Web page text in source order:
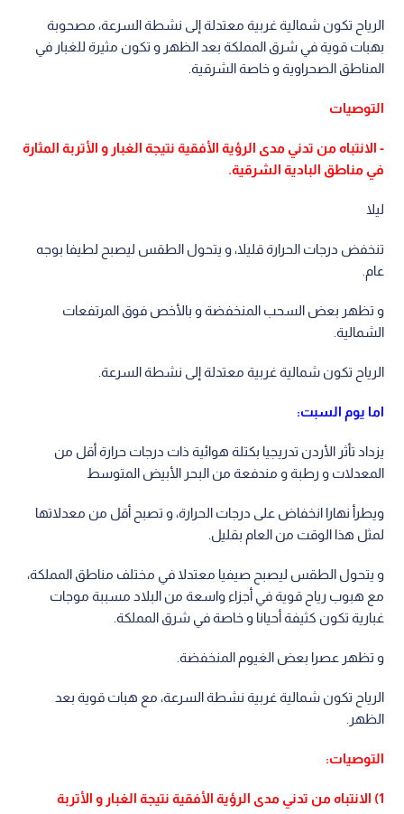
الرياح تكون شمالية غربية معتدلة إلى نشطة السرعة، مصحوبة
بهبات قوية في شرق المملكة بعد الظهر و تكون مثيرة للغبار في
المناطق الصحراوية و خاصة الشرقية.
التوصيات
- الانتباه من تدني مدى الرؤية الأفقية نتيجة الغبار و الأتربة المثارة
في مناطق البادية الشرقية.
ليلا
تنخفض درجات الحرارة قليلا، و يتحول الطقس ليصبح لطيفا بوجه
عام.
و تظهر بعض السحب المنخفضة و بالأخص فوق المرتفعات
الشمالية.
الرياح تكون شمالية غربية معتدلة إلى نشطة السرعة.
اما يوم السبت:
يزداد تأثر الأردن تدريجيا بكتلة هوائية ذات درجات حرارة أقل من
المعدلات و رطبة و مندفعة من البحر الأبيض المتوسط
ويطرأ نهارا انخفاض على درجات الحرارة، و تصبح أقل من معدلاتها
لمثل هذا الوقت من العام بقليل.
و يتحول الطقس ليصبح صيفيا معتدلا في مختلف مناطق المملكة،
مع هبوب رياح قوية في أجزاء واسعة من البلاد مسببة موجات
غبارية تكون كثيفة أحيانا و خاصة في شرق المملكة.
و تظهر عصرا بعض الغيوم المنخفضة.
الرياح تكون شمالية غربية نشطة السرعة، مع هبات قوية بعد
الظهر.
التوصيات:
1) الانتباه من تدني مدى الرؤية الأفقية نتيجة الغبار و الأتربة